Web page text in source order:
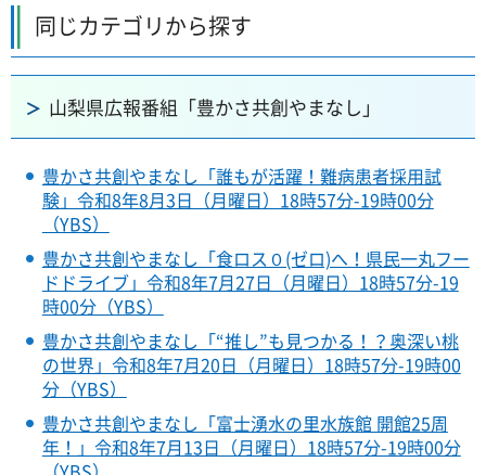
同じカテゴリから探す
山梨県広報番組「豊かさ共創やまなし」
豊かさ共創やまなし「誰もが活躍！難病患者採用試
験」令和8年8月3日（月曜日）18時57分-19時00分
（YBS）
豊かさ共創やまなし「食ロス０(ゼロ)へ！県民一丸フー
ドドライブ」令和8年7月27日（月曜日）18時57分-19
時00分（YBS）
豊かさ共創やまなし「“推し”も見つかる！？奥深い桃
の世界」令和8年7月20日（月曜日）18時57分-19時00
分（YBS）
豊かさ共創やまなし「富士湧水の里水族館 開館25周
年！」令和8年7月13日（月曜日）18時57分-19時00分